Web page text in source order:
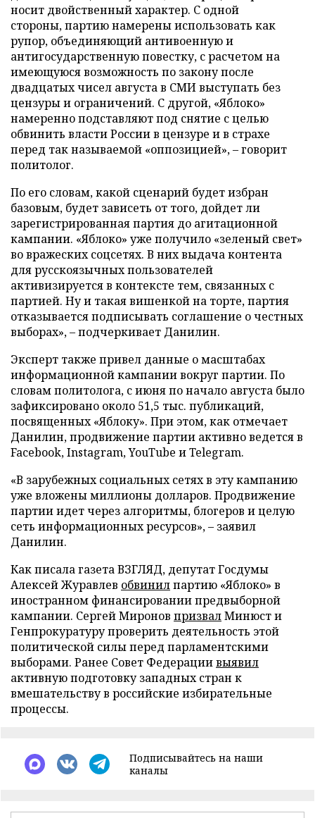
носит двойственный характер. С одной
стороны, партию намерены использовать как
рупор, объединяющий антивоенную и
антигосударственную повестку, с расчетом на
имеющуюся возможность по закону после
двадцатых чисел августа в СМИ выступать без
цензуры и ограничений. С другой, «Яблоко»
намеренно подставляют под снятие с целью
обвинить власти России в цензуре и в страхе
перед так называемой «оппозицией», – говорит
политолог.
По его словам, какой сценарий будет избран
базовым, будет зависеть от того, дойдет ли
зарегистрированная партия до агитационной
кампании. «Яблоко» уже получило «зеленый свет»
во вражеских соцсетях. В них выдача контента
для русскоязычных пользователей
активизируется в контексте тем, связанных с
партией. Ну и такая вишенкой на торте, партия
отказывается подписывать соглашение о честных
выборах», – подчеркивает Данилин.
Эксперт также привел данные о масштабах
информационной кампании вокруг партии. По
словам политолога, с июня по начало августа было
зафиксировано около 51,5 тыс. публикаций,
посвященных «Яблоку». При этом, как отмечает
Данилин, продвижение партии активно ведется в
Facebook, Instagram, YouTube и Telegram.
«В зарубежных социальных сетях в эту кампанию
уже вложены миллионы долларов. Продвижение
партии идет через алгоритмы, блогеров и целую
сеть информационных ресурсов», – заявил
Данилин.
Как писала газета ВЗГЛЯД, депутат Госдумы
Алексей Журавлев обвинилпартию «Яблоко» в
иностранном финансировании предвыборной
кампании. Сергей Миронов призвалМинюст и
Генпрокуратуру проверить деятельность этой
политической силы перед парламентскими
выборами. Ранее Совет Федерациивыявил
активную подготовку западных стран к
вмешательству в российские избирательные
процессы.
Подписывайтесь на наши
каналы